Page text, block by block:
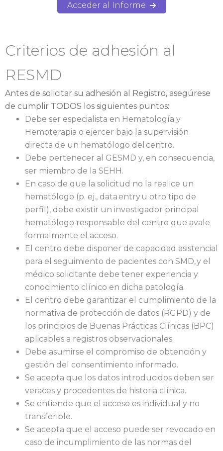
Acceder al Informe
Criterios de adhesión al
RESMD
Antes de solicitar su adhesión al Registro, asegúrese
de cumplir TODOS los siguientes puntos:
Debe ser especialista en Hematología y
Hemoterapia o ejercer bajo la supervisión
directa de un hematólogo del centro.
Debe pertenecer al GESMD y, en consecuencia,
ser miembro de la SEHH.
En caso de que la solicitud no la realice un
hematólogo (p. ej., data entry u otro tipo de
perfil), debe existir un investigador principal
hematólogo responsable del centro que avale
formalmente el acceso.
El centro debe disponer de capacidad asistencial
para el seguimiento de pacientes con SMD, y el
médico solicitante debe tener experiencia y
conocimiento clínico en dicha patología.
El centro debe garantizar el cumplimiento de la
normativa de protección de datos (RGPD) y de
los principios de Buenas Prácticas Clínicas (BPC)
aplicables a registros observacionales.
Debe asumirse el compromiso de obtención y
gestión del consentimiento informado.
Se acepta que los datos introducidos deben ser
veraces y procedentes de historia clínica.
Se entiende que el acceso es individual y no
transferible.
Se acepta que el acceso puede ser revocado en
caso de incumplimiento de las normas del